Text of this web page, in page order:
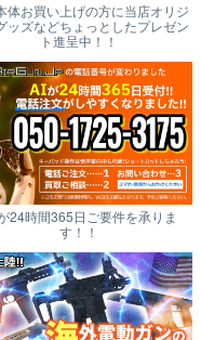
体お買い上げの方に当店オリジ
ッズなどちょっとしたプレゼン
ト進呈中！！
24時間365日ご要件を承りま
す！！